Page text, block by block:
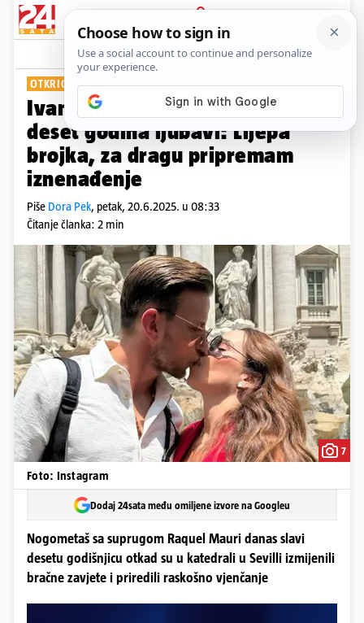
PRIJAVA
Show Komentari
OTKRIO PLANOVE
Ivan Rakitić i Raquel slave
deset godina ljubavi: Lijepa
brojka, za dragu pripremam
iznenađenje
Piše Dora Pek, petak, 20.6.2025. u 08:33
Čitanje članka: 2 min
7
Foto: Instagram
Dodaj 24sata među omiljene izvore na Googleu
Nogometaš sa suprugom Raquel Mauri danas slavi
desetu godišnjicu otkad su u katedrali u Sevilli izmijenili
bračne zavjete i priredili raskošno vjenčanje